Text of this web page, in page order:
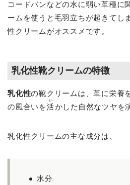
コードバンなどの水に弱い革種に
ームを使うと毛羽立ちが起きてし
性クリームがオススメです。
乳化性靴クリームの特徴
乳化性の靴クリームは、革に栄養
の風合いを活
い
かした自然なツヤを
乳化性クリームの主な成分は、
水分